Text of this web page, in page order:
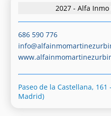
2027 - Alfa
686 590 776
Paseo de la Castellana,
Madrid)